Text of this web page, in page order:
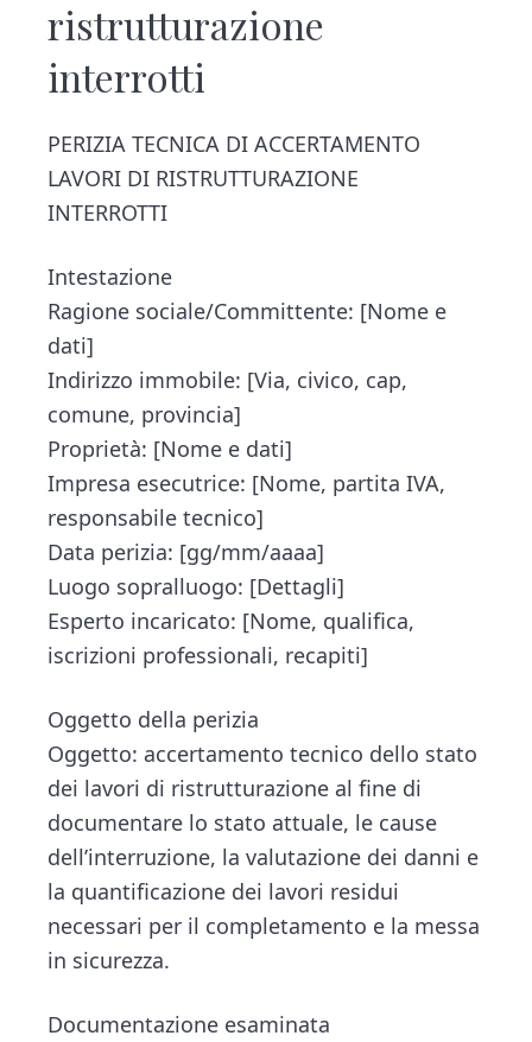
ristrutturazione
interrotti​
PERIZIA TECNICA DI ACCERTAMENTO
LAVORI DI RISTRUTTURAZIONE
INTERROTTI
Intestazione
Ragione sociale/Committente: [Nome e
dati]
Indirizzo immobile: [Via, civico, cap,
comune, provincia]
Proprietà: [Nome e dati]
Impresa esecutrice: [Nome, partita IVA,
responsabile tecnico]
Data perizia: [gg/mm/aaaa]
Luogo sopralluogo: [Dettagli]
Esperto incaricato: [Nome, qualifica,
iscrizioni professionali, recapiti]
Oggetto della perizia
Oggetto: accertamento tecnico dello stato
dei lavori di ristrutturazione al fine di
documentare lo stato attuale, le cause
dell’interruzione, la valutazione dei danni e
la quantificazione dei lavori residui
necessari per il completamento e la messa
in sicurezza.
Documentazione esaminata